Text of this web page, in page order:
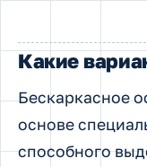
Какие
Бескаркасное
основе
способного